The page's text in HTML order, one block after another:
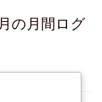
の月間ログ